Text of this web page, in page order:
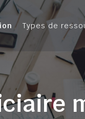
Types de